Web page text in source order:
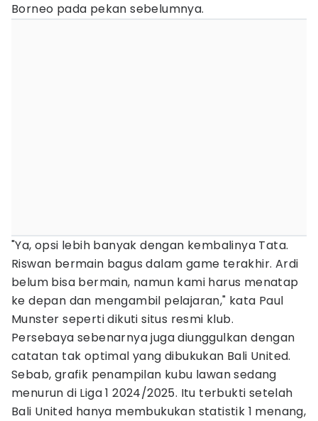
Borneo pada pekan sebelumnya.
"Ya, opsi lebih banyak dengan kembalinya Tata.
Riswan bermain bagus dalam game terakhir. Ardi
belum bisa bermain, namun kami harus menatap
ke depan dan mengambil pelajaran," kata Paul
Munster seperti dikuti situs resmi klub.
Persebaya sebenarnya juga diunggulkan dengan
catatan tak optimal yang dibukukan Bali United.
Sebab, grafik penampilan kubu lawan sedang
menurun di Liga 1 2024/2025. Itu terbukti setelah
Bali United hanya membukukan statistik 1 menang,